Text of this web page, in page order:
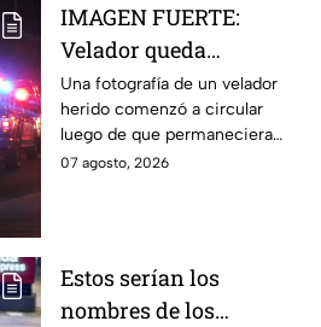
IMAGEN FUERTE:
Velador queda
gravemente herido tras
ataque con arma
blanca en
Aguascalientes
Una fotografía de un velador
herido comenzó a circular
luego de que permaneciera
varias horas hospitalizado tras
07 agosto, 2026
Estos serían los
nombres de los